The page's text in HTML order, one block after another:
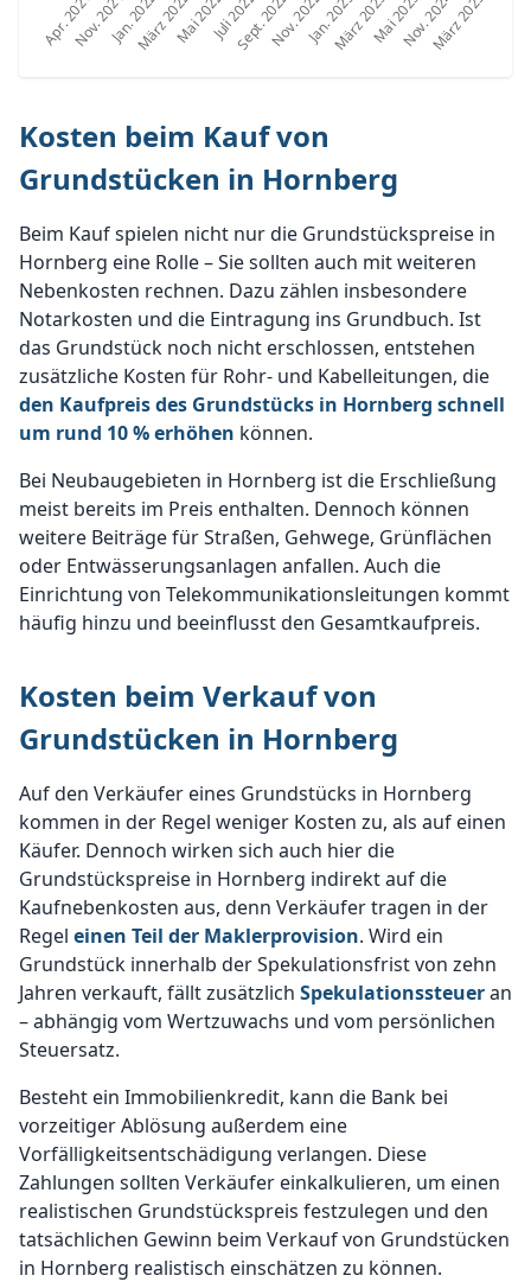
Kosten beim Kauf von
Grundstücken in Hornberg
Beim Kauf spielen nicht nur die Grundstückspreise in
Hornberg eine Rolle – Sie sollten auch mit weiteren
Nebenkosten rechnen. Dazu zählen insbesondere
Notarkosten und die Eintragung ins Grundbuch. Ist
das Grundstück noch nicht erschlossen, entstehen
zusätzliche Kosten für Rohr- und Kabelleitungen, die
den Kaufpreis des Grundstücks in Hornberg schnell
um rund 10 % erhöhen können.
Bei Neubaugebieten in Hornberg ist die Erschließung
meist bereits im Preis enthalten. Dennoch können
weitere Beiträge für Straßen, Gehwege, Grünflächen
oder Entwässerungsanlagen anfallen. Auch die
Einrichtung von Telekommunikationsleitungen kommt
häufig hinzu und beeinflusst den Gesamtkaufpreis.
Kosten beim Verkauf von
Grundstücken in Hornberg
Auf den Verkäufer eines Grundstücks in Hornberg
kommen in der Regel weniger Kosten zu, als auf einen
Käufer. Dennoch wirken sich auch hier die
Grundstückspreise in Hornberg indirekt auf die
Kaufnebenkosten aus, denn Verkäufer tragen in der
Regel einen Teil der Maklerprovision. Wird ein
Grundstück innerhalb der Spekulationsfrist von zehn
Jahren verkauft, fällt zusätzlich Spekulationssteueran
– abhängig vom Wertzuwachs und vom persönlichen
Steuersatz.
Besteht ein Immobilienkredit, kann die Bank bei
vorzeitiger Ablösung außerdem eine
Vorfälligkeitsentschädigung verlangen. Diese
Zahlungen sollten Verkäufer einkalkulieren, um einen
realistischen Grundstückspreis festzulegen und den
tatsächlichen Gewinn beim Verkauf von Grundstücken
in Hornberg realistisch einschätzen zu können.